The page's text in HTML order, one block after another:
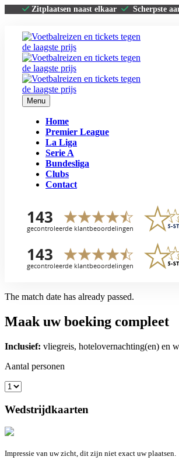
Zitplaatsen naast elkaar Scherpste
Menu
Home
Premier League
La Liga
Serie A
Bundesliga
Clubs
Contact
The match date has already passed.
Maak uw boeking compleet
Inclusief: vliegreis, hotelovernachting(en) en
Aantal personen
Wedstrijdkaarten
Impressie van uw zicht, dit zijn niet exact uw plaatsen.